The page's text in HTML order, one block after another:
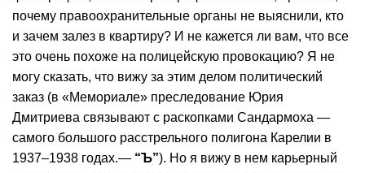
почему правоохранительные органы не выяснили, кто
и зачем залез в квартиру? И не кажется ли вам, что все
это очень похоже на полицейскую провокацию? Я не
могу сказать, что вижу за этим делом политический
заказ (в «Мемориале» преследование Юрия
Дмитриева связывают с раскопками Сандармоха —
самого большого расстрельного полигона Карелии в
1937–1938 годах.— “Ъ”). Но я вижу в нем карьерный